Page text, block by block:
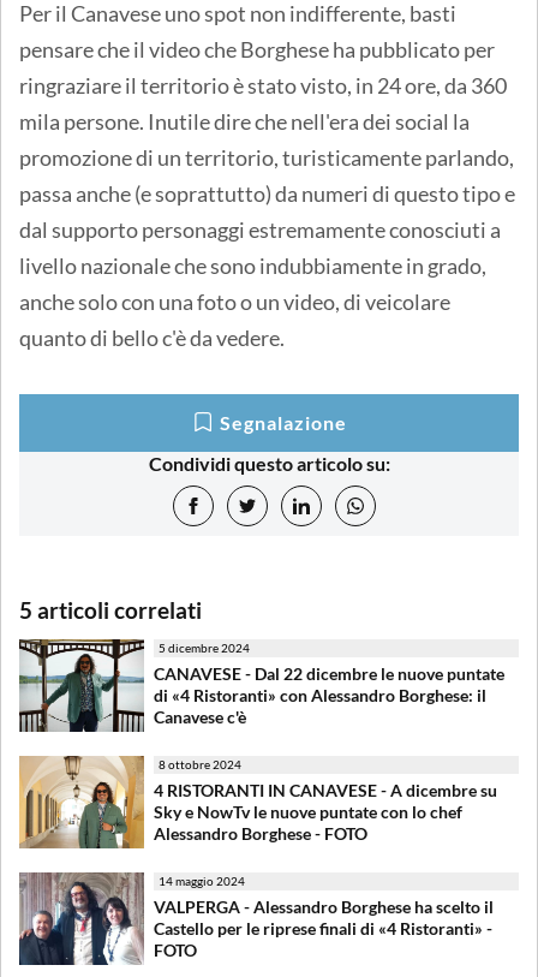
Per il Canavese uno spot non indifferente, basti
pensare che il video che Borghese ha pubblicato per
ringraziare il territorio è stato visto, in 24 ore, da 360
mila persone. Inutile dire che nell'era dei social la
promozione di un territorio, turisticamente parlando,
passa anche (e soprattutto) da numeri di questo tipo e
dal supporto personaggi estremamente conosciuti a
livello nazionale che sono indubbiamente in grado,
anche solo con una foto o un video, di veicolare
quanto di bello c'è da vedere.
Segnalazione
Condividi questo articolo su:
5 articoli correlati
5 dicembre 2024
CANAVESE - Dal 22 dicembre le nuove puntate
di «4 Ristoranti» con Alessandro Borghese: il
Canavese c'è
8 ottobre 2024
4 RISTORANTI IN CANAVESE - A dicembre su
Sky e NowTv le nuove puntate con lo chef
Alessandro Borghese - FOTO
14 maggio 2024
VALPERGA - Alessandro Borghese ha scelto il
Castello per le riprese finali di «4 Ristoranti» -
FOTO